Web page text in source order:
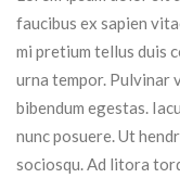
faucibus ex sapien
mi pretium tellus duis
urna tempor. Pulvinar
bibendum egestas.
nunc posuere. Ut
sociosqu. Ad litora